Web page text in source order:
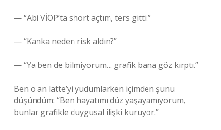
— “Abi VİOP’ta short açtım, ters gitti.”
— “Kanka neden risk aldın?”
— “Ya ben de bilmiyorum… grafik bana göz kırptı.”
Ben o an latte’yi yudumlarken içimden şunu
düşündüm: “Ben hayatımı düz yaşayamıyorum,
bunlar grafikle duygusal ilişki kuruyor.”